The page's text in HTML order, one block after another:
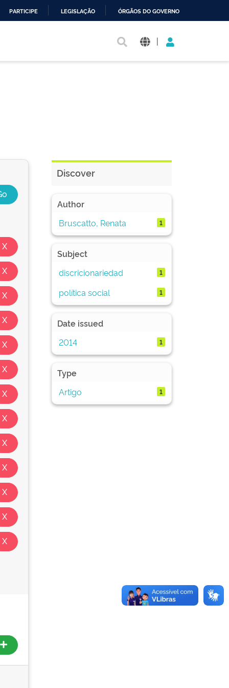
PARTICIPE LEGISLAÇÃO ÓRGÃOS DO GOVERNO
|
Discover
Author
Bruscatto, Renata
1
Subject
discricionariedad
1
política social 1
Date issued
2014
1
Type
Artigo
1